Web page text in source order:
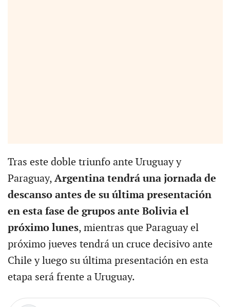
Tras este doble triunfo ante Uruguay y
Paraguay, Argentina tendrá una jornada de
descanso antes de su última presentación
en esta fase de grupos ante Bolivia el
próximo lunes, mientras que Paraguay el
próximo jueves tendrá un cruce decisivo ante
Chile y luego su última presentación en esta
etapa será frente a Uruguay.